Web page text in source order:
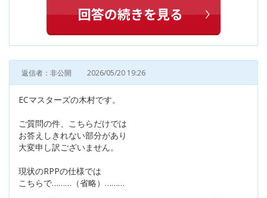
返信者：非公開 2026/05/20 19:26
ECマスターズの木村です。
ご質問の件、こちらだけでは
お答えしきれない部分があり
大変申し訳ございません。
現状のRPPの仕様では
こちらで………（省略）………